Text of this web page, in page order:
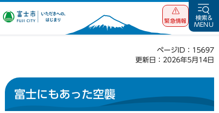
富士市 いただ
緊急情報
検索&
MENU
ページID：15697
更新日：2026年5月14日
富士にもあった空襲